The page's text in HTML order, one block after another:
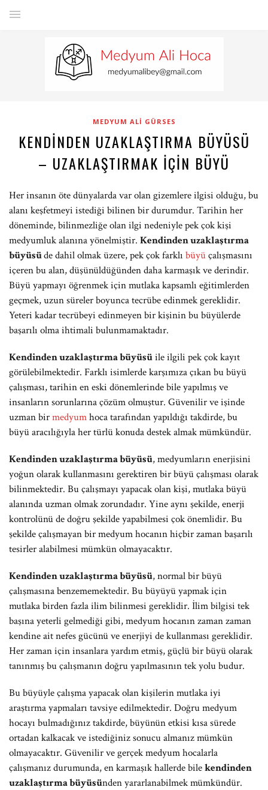
MEDYUM ALI GÜRSES
KENDINDEN UZAKLAŞTIRMA BÜYÜSÜ
– UZAKLAŞTIRMAK İÇIN BÜYÜ
Her insanın öte dünyalarda var olan gizemlere ilgisi olduğu, bu
alanı keşfetmeyi istediği bilinen bir durumdur. Tarihin her
döneminde, bilinmezliğe olan ilgi nedeniyle pek çok kişi
medyumluk alanına yönelmiştir. Kendinden uzaklaştırma
büyüsüde dahil olmak üzere, pek çok farklı büyüçalışmasını
içeren bu alan, düşünüldüğünden daha karmaşık ve derindir.
Büyü yapmayı öğrenmek için mutlaka kapsamlı eğitimlerden
geçmek, uzun süreler boyunca tecrübe edinmek gereklidir.
Yeteri kadar tecrübeyi edinmeyen bir kişinin bu büyülerde
başarılı olma ihtimali bulunmamaktadır.
Kendinden uzaklaştırma büyüsüile ilgili pek çok kayıt
görülebilmektedir. Farklı isimlerde karşımıza çıkan bu büyü
çalışması, tarihin en eski dönemlerinde bile yapılmış ve
insanların sorunlarına çözüm olmuştur. Güvenilir ve işinde
uzman birmedyumhoca tarafından yapıldığı takdirde, bu
büyü aracılığıyla her türlü konuda destek almak mümkündür.
Kendinden uzaklaştırma büyüsü, medyumların enerjisini
yoğun olarak kullanmasını gerektiren bir büyü çalışması olarak
bilinmektedir. Bu çalışmayı yapacak olan kişi, mutlaka büyü
alanında uzman olmak zorundadır. Yine aynı şekilde, enerji
kontrolünü de doğru şekilde yapabilmesi çok önemlidir. Bu
şekilde çalışmayan bir medyum hocanın hiçbir zaman başarılı
tesirler alabilmesi mümkün olmayacaktır.
Kendinden uzaklaştırma büyüsü, normal bir büyü
çalışmasına benzememektedir. Bu büyüyü yapmak için
mutlaka birden fazla ilim bilinmesi gereklidir. İlim bilgisi tek
başına yeterli gelmediği gibi, medyum hocanın zaman zaman
kendine ait nefes gücünü ve enerjiyi de kullanması gereklidir.
Her zaman için insanlara yardım etmiş, güçlü bir büyü olarak
tanınmış bu çalışmanın doğru yapılmasının tek yolu budur.
Bu büyüyle çalışma yapacak olan kişilerin mutlaka iyi
araştırma yapmaları tavsiye edilmektedir. Doğru medyum
hocayı bulmadığınız takdirde, büyünün etkisi kısa sürede
ortadan kalkacak ve istediğiniz sonucu almanız mümkün
olmayacaktır. Güvenilir ve gerçek medyum hocalarla
çalışmanız durumunda, en karmaşık hallerde bilekendinden
uzaklaştırma büyüsünden yararlanabilmek mümkündür.